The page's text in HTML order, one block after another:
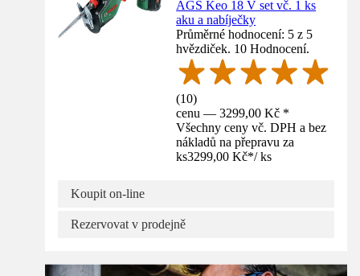
AGS Keo 18 V set vč. 1 ks
aku a nabíječky
Průměrné hodnocení: 5 z 5
hvězdiček. 10 Hodnocení.
(10)
cenu — 3299,00 Kč *
Všechny ceny vč. DPH a bez
nákladů na přepravu za
ks3299,00 Kč*/ ks
Koupit on-line
Rezervovat v prodejně